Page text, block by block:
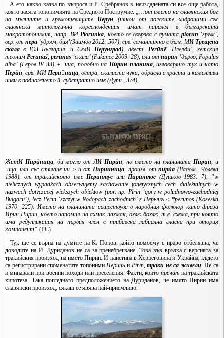
А ето какво казва по въпроса и Р. Сребранов в неиздадената си все още работа,
която засяга топонимията на Средното Пострумие: „…от името на славянския бог
на мълниите и гръмотевиците Перун (някои от полските хидроними със
славянска митологична кореспонденция имат паралел в българската
макротопонимия, напр. ВИPiorunka, което се свързва с думата piorun ‘гръм’,
вер. отпера ‘удрям, бия’(Заимов 2012: 507), срв. семантично с бълг. МИ Трещена
скала в ЮЗ България, и СелИ Перунград), авест. Perūnē‘Плеяди’, хетския
теоним Perunaš, perunas ‘скала’ (Pukanec 2009: 28), или от пирин ’дърво, Populus
alba’ (Геров IV 33) + -ица, подобно на Пѝрин планина, изговаряно тук и като
Перѝн, срв. МИПериница,остра, скалиста чука, обрасла с храсти и каменливи
ниви в подножието й, субстратно име (Дупн., 374),
ЖитИ Пирѝница, би могло от ЛИ Пирѝн, по името на планината Пирин, и
-ица, или със стягане ии > и отПирииница, произв. отпирѝя (Радом., Чолева
1988), от тракийското име Перинтус или Пиринтос (Душков 1983: 7), “w
nielicznych wypadkach obserwujemy zachowanie fonetycznych cech dialektalnych w
nazwach dotyczacej wiekszych obiektow (por. np. Pirin ‘gory w poludnowo-zachodniej
Bulgarii’), lecz Perin ‘szczyt w Rodopach zachodnich’ z Перынъ < *perunos (Koseska
1970: 225). Името на планината съществува в народния фолклор като фраза
Ирин-Пирин, което напомня на ахмак-пахмак, охлю-бохлю, т.е. схема, при която
има редупликация на първия член с прибавена лабиална гласна при втория
компонент“ (РС).
Тук ще се върна на думите на К. Попов, който помоему с право отбелязва, че
доводите на И. Дуриданов не са за пренебрегване. Това във връзка с версията за
тракийския произход на името Пирин. И наистина в Херцеговина и Украйна, където
са регистрирани споменатите топонимиПеринь и Pirin,траки не са живели. Не са
и минавали при военни походи или преселения. Факти, които пречат на тракийската
хипотеза. Така погледнато предположението на Дуриданов, че името Пирин има
славянски произход, сякаш се явява най-приемливо.